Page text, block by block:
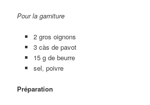
Pour la garniture
2 gros oignons
3 càs de pavot
15 g de beurre
sel, poivre
Préparation